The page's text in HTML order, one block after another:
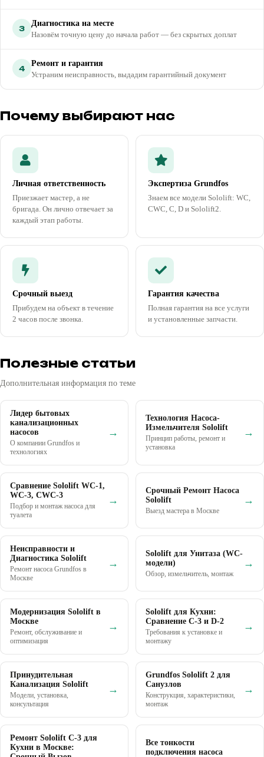
3
Диагностика на месте
Назовём точную цену до начала работ — без скрытых доплат
4
Ремонт и гарантия
Устраним неисправность, выдадим гарантийный документ
Почему выбирают нас
Личная ответственность
Приезжает мастер, а не
бригада. Он лично отвечает за
каждый этап работы.
Экспертиза Grundfos
Знаем все модели Sololift: WC,
CWC, C, D и Sololift2.
Срочный выезд
Прибудем на объект в течение
2 часов после звонка.
Гарантия качества
Полная гарантия на все услуги
и установленные запчасти.
Полезные статьи
Дополнительная информация по теме
Лидер бытовых
канализационных
насосов
О компании Grundfos и
технологиях
→
Технология Насоса-
Измельчителя Sololift
Принцип работы, ремонт и
установка
→
Сравнение Sololift WC-1,
WC-3, CWC-3
Подбор и монтаж насоса для
туалета
→
Срочный Ремонт Насоса
Sololift
Выезд мастера в Москве
→
Неисправности и
Диагностика Sololift
Ремонт насоса Grundfos в
Москве
→
Sololift для Унитаза (WC-
модели)
Обзор, измельчитель, монтаж
→
Модернизация Sololift в
Москве
Ремонт, обслуживание и
оптимизация
→
Sololift для Кухни:
Сравнение C-3 и D-2
Требования к установке и
монтажу
→
Принудительная
Канализация Sololift
Модели, установка,
консультация
→
Grundfos Sololift 2 для
Санузлов
Конструкция, характеристики,
монтаж
→
Ремонт Sololift C-3 для
Кухни в Москве:
Все тонкости
подключения насоса